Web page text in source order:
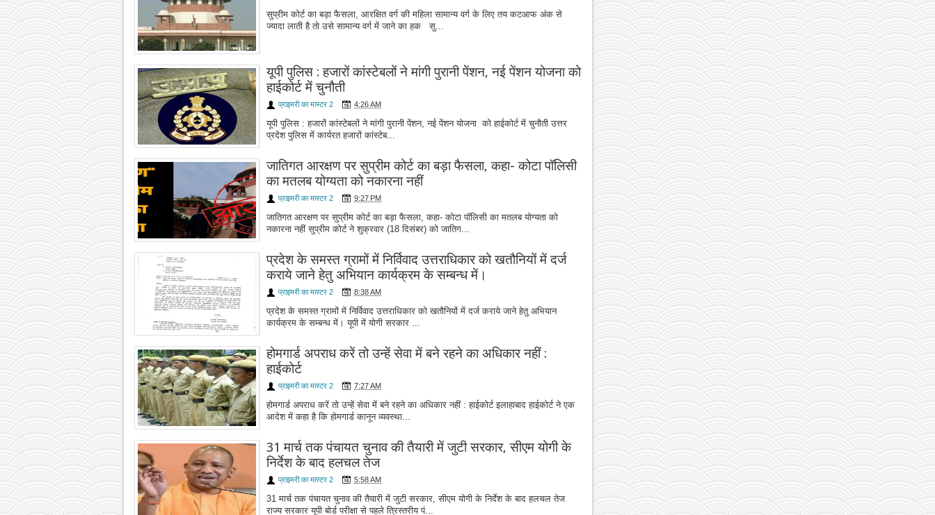
सुप्रीम कोर्ट का बड़ा फैसला, आरक्षित वर्ग की महिला सामान्य वर्ग के लिए तय कटआफ अंक से
ज्यादा लाती है तो उसे सामान्य वर्ग में जाने का हक सु...
यूपी पुलिस : हजारों कांस्टेबलों ने मांगी पुरानी पेंशन, नई पेंशन योजना को
हाईकोर्ट में चुनौती
प्राइमरी का मास्टर 2 4:26 AM
यूपी पुलिस : हजारों कांस्टेबलों ने मांगी पुरानी पेंशन, नई पेंशन योजना को हाईकोर्ट में चुनौती उत्तर
प्रदेश पुलिस में कार्यरत हजारों कांस्टेब...
जातिगत आरक्षण पर सुप्रीम कोर्ट का बड़ा फैसला, कहा- कोटा पॉलिसी
का मतलब योग्यता को नकारना नहीं
प्राइमरी का मास्टर 2 9:27 PM
जातिगत आरक्षण पर सुप्रीम कोर्ट का बड़ा फैसला, कहा- कोटा पॉलिसी का मतलब योग्यता को
नकारना नहीं सुप्रीम कोर्ट ने शुक्रवार (18 दिसंबर) को जातिग...
प्रदेश के समस्त ग्रामों में निर्विवाद उत्तराधिकार को खतौनियों में दर्ज
कराये जाने हेतु अभियान कार्यक्रम के सम्बन्ध में।
प्राइमरी का मास्टर 2 8:38 AM
प्रदेश के समस्त ग्रामों में निर्विवाद उत्तराधिकार को खतौनियों में दर्ज कराये जाने हेतु अभियान
कार्यक्रम के सम्बन्ध में। यूपी में योगी सरकार ...
होमगार्ड अपराध करें तो उन्हें सेवा में बने रहने का अधिकार नहीं :
हाईकोर्ट
प्राइमरी का मास्टर 2 7:27 AM
होमगार्ड अपराध करें तो उन्हें सेवा में बने रहने का अधिकार नहीं : हाईकोर्ट इलाहाबाद हाईकोर्ट ने एक
आदेश में कहा है कि होमगार्ड कानून व्यवस्था...
31 मार्च तक पंचायत चुनाव की तैयारी में जुटी सरकार, सीएम योगी के
निर्देश के बाद हलचल तेज
प्राइमरी का मास्टर 2 5:58 AM
31 मार्च तक पंचायत चुनाव की तैयारी में जुटी सरकार, सीएम योगी के निर्देश के बाद हलचल तेज
राज्य सरकार यूपी बोर्ड परीक्षा से पहले त्रिस्तरीय पं...